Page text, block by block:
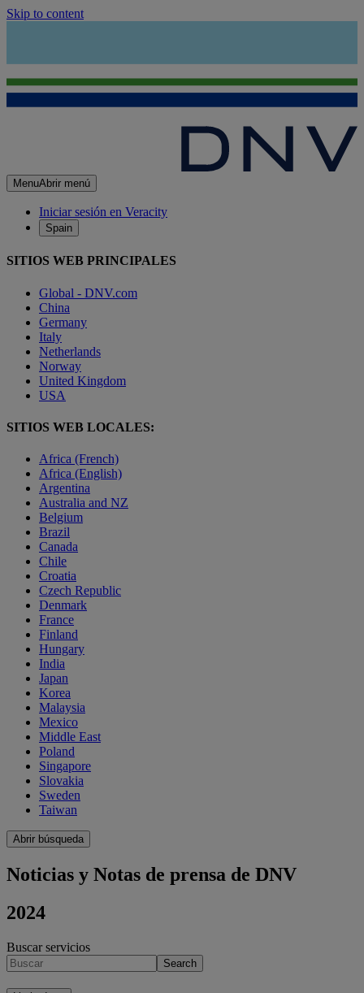
Skip to content
MenuAbrir menú
Iniciar sesión en Veracity
Spain
SITIOS WEB PRINCIPALES
Global - DNV.com
China
Germany
Italy
Netherlands
Norway
United Kingdom
USA
SITIOS WEB LOCALES:
Africa (French)
Africa (English)
Argentina
Australia and NZ
Belgium
Brazil
Canada
Chile
Croatia
Czech Republic
Denmark
France
Finland
Hungary
India
Japan
Korea
Malaysia
Mexico
Middle East
Poland
Singapore
Slovakia
Sweden
Taiwan
Abrir búsqueda
Noticias y Notas de prensa de DNV
2024
Buscar servicios
Search